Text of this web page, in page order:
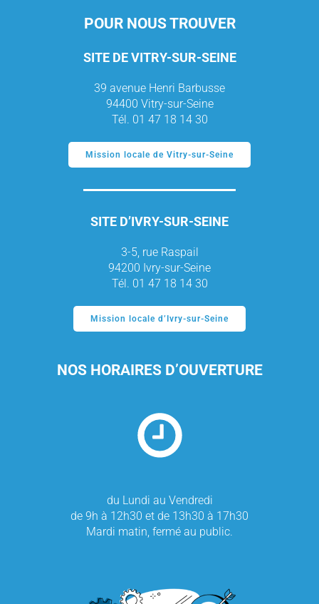
POUR NOUS TROUVER
SITE DE VITRY-SUR-SEINE
39 avenue Henri Barbusse
94400 Vitry-sur-Seine
Tél. 01 47 18 14 30
Mission locale de Vitry-sur-Seine
SITE D’IVRY-SUR-SEINE
3-5, rue Raspail
94200 Ivry-sur-Seine
Tél. 01 47 18 14 30
Mission locale d’Ivry-sur-Seine
NOS HORAIRES D’OUVERTURE
du Lundi au Vendredi
de 9h à 12h30 et de 13h30 à 17h30
Mardi matin, fermé au public.